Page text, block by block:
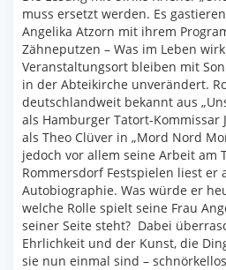
muss ersetzt werden. Es
Angelika Atzorn mit ihrem
Zähneputzen – Was im Leben
Veranstaltungsort bleiben mit
in der Abteikirche unverändert.
deutschlandweit bekannt aus
als Hamburger Tatort-Kommissar
als Theo Clüver in „Mord Nord
jedoch vor allem seine Arbeit am
Rommersdorf Festspielen liest er
Autobiographie. Was würde er
welche Rolle spielt seine Frau
seiner Seite steht? Dabei
Ehrlichkeit und der Kunst, die
sie nun einmal sind –